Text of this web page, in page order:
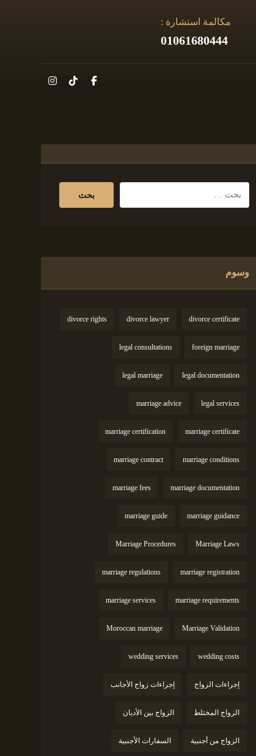
مكالمة استشارة :
01061680444
وسوم
divorce certificate
divorce lawyer
divorce rights
foreign marriage
legal consultations
legal documentation
legal marriage
legal services
marriage advice
marriage certificate
marriage certification
marriage conditions
marriage contract
marriage documentation
marriage fees
marriage guidance
marriage guide
Marriage Laws
Marriage Procedures
marriage registration
marriage regulations
marriage requirements
marriage services
Marriage Validation
Moroccan marriage
wedding costs
wedding services
إجراءات الزواج إجراءات زواج الأجانب
الزواج المختلط الزواج بين الأديان
الزواج من أجنبية السفارات الأجنبية